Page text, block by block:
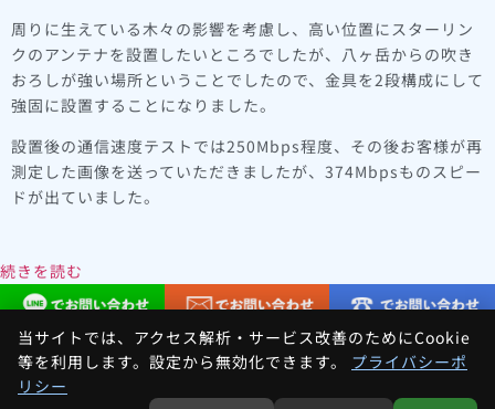
当サイトでは、アクセス解析・サービス改善のためにCookie
等を利用します。設定から無効化できます。
プライバシーポ
リシー
周りに生えている木々の影響を考慮し、高い位置にスターリン
クのアンテナを設置したいところでしたが、八ヶ岳からの吹き
おろしが強い場所ということでしたので、金具を2段構成にして
強固に設置することになりました。
設置後の通信速度テストでは250Mbps程度、その後お客様が再
測定した画像を送っていただきましたが、374Mbpsものスピー
ドが出ていました。
続きを読む
Home» MSH-500Z